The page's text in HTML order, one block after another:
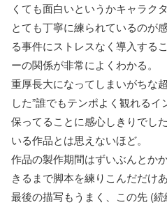
くても面白いというかキャラク
とても丁寧に練られているのが
る事件にストレスなく導入する
ーの関係が非常によくわかる。
重厚長大になってしまいがちな
した”誰でもテンポよく観れる
保ってることに感心しきりでし
いる作品とは思えないほど。
作品の製作期間はずいぶんとか
きるまで脚本を練りこんだだけあ
最後の描写もうまく、この先 (